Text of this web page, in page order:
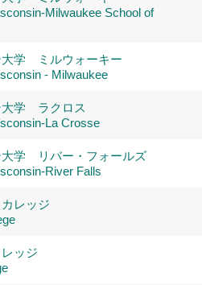
Milwaukee School of
大学 ミルウォーキー
- Milwaukee
大学 ラクロス
La Crosse
大学 リバー・フォールズ
River Falls
レッジ
ッジ